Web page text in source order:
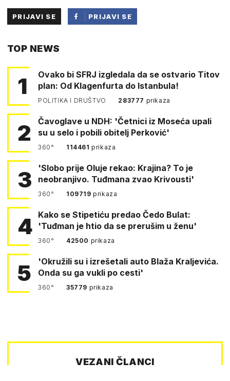
PRIJAVI SE
PRIJAVI SE
TOP NEWS
1
Ovako bi SFRJ izgledala da se ostvario Titov
plan: Od Klagenfurta do Istanbula!
POLITIKA I DRUŠTVO 283777 prikaza
2
Čavoglave u NDH: 'Četnici iz Moseća upali
su u selo i pobili obitelj Perković'
360° 114461prikaza
3
'Slobo prije Oluje rekao: Krajina? To je
neobranjivo. Tuđmana zvao Krivousti'
360° 109719prikaza
4 Kako se Stipetiću predao Čedo Bulat:
'Tuđman je htio da se prerušim u ženu'
360° 42500 prikaza
5
'Okružili su i izrešetali auto Blaža Kraljevića.
Onda su ga vukli po cesti'
360° 35779 prikaza
VEZANI ČLANCI